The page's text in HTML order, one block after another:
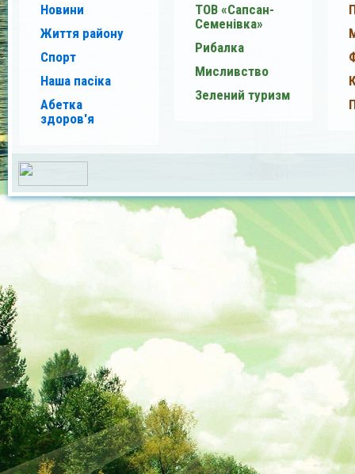
Новини
Життя району
Спорт
Наша пасіка
Абетка
здоров'я
ТОВ «Сапсан-
Семенівка»
Рибалка
Мисливство
Зелений туризм